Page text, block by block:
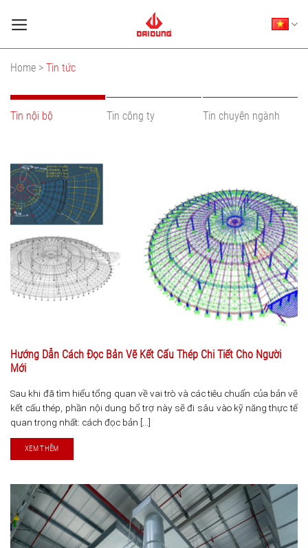
Home > Tin tức
Tin nội bộ Tin công ty Tin chuyên ngành
Hướng Dẫn Cách Đọc Bản Vẽ Kết Cấu Thép Chi Tiết Cho Người
Mới
Sau khi đã tìm hiểu tổng quan về vai trò và các tiêu chuẩn của bản vẽ
kết cấu thép, phần nội dung bổ trợ này sẽ đi sâu vào kỹ năng thực tế
quan trọng nhất: cách đọc bản [...]
XEM THÊM